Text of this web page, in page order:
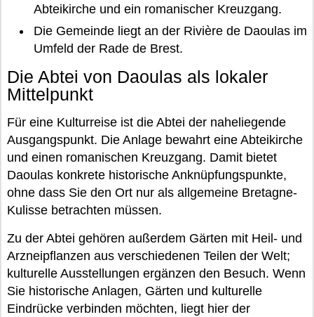
Abteikirche und ein romanischer Kreuzgang.
Die Gemeinde liegt an der Rivière de Daoulas im
Umfeld der Rade de Brest.
Die Abtei von Daoulas als lokaler
Mittelpunkt
Für eine Kulturreise ist die Abtei der naheliegende
Ausgangspunkt. Die Anlage bewahrt eine Abteikirche
und einen romanischen Kreuzgang. Damit bietet
Daoulas konkrete historische Anknüpfungspunkte,
ohne dass Sie den Ort nur als allgemeine Bretagne-
Kulisse betrachten müssen.
Zu der Abtei gehören außerdem Gärten mit Heil- und
Arzneipflanzen aus verschiedenen Teilen der Welt;
kulturelle Ausstellungen ergänzen den Besuch. Wenn
Sie historische Anlagen, Gärten und kulturelle
Eindrücke verbinden möchten, liegt hier der